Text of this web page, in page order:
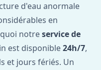
d'eau anormale
en
notreservice de
est disponible24h/7,
et jours fériés. Un